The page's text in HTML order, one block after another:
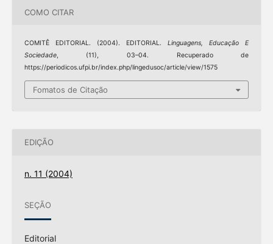
COMO CITAR
COMITÊ EDITORIAL. (2004). EDITORIAL.Linguagens, Educação E
Sociedade, (11), 03–04. Recuperado de
https://periodicos.ufpi.br/index.php/lingedusoc/article/view/1575
Fomatos de Citação
EDIÇÃO
n. 11 (2004)
SEÇÃO
Editorial